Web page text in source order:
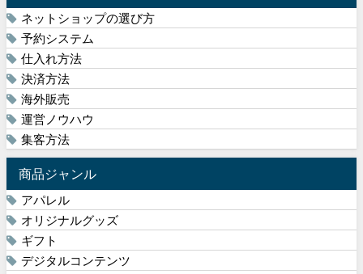
ネットショップの選び方
予約システム
仕入れ方法
決済方法
海外販売
運営ノウハウ
集客方法
商品ジャンル
アパレル
オリジナルグッズ
ギフト
デジタルコンテンツ